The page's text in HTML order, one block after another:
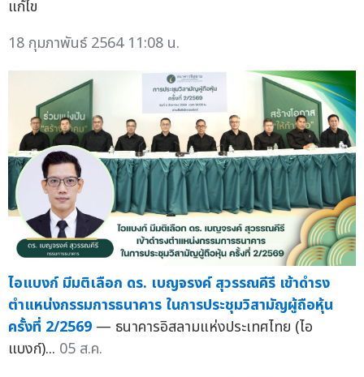
แก้ไข
18 กุมภาพันธ์ 2564 11:08 น.
ไอแบงก์ มีมติเลือก ดร. เบญจรงค์ สุวรรณคีรี เข้าดำรง
ตำแหน่งกรรมการธนาคาร ในการประชุมวิสามัญผู้ถือหุ้น
ครั้งที่ 2/2569 — ธนาคารอิสลามแห่งประเทศไทย (ไอ
แบงก์)... 05 ส.ค.